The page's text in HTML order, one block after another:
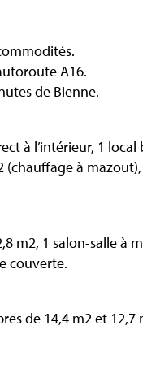
A16.
de Bienne.
à l’intérieur, 1 local
à
m2, 1 salon-salle à
couverte.
de 14,4 m2 et 12,7